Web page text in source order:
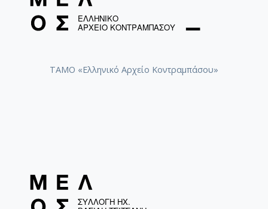
ΤΑΜΟ «Ελληνικό Αρχείο Κοντραμπάσου»